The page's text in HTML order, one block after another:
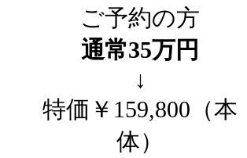
ご予約の方
通常35万円
↓
特価￥159,800（本
体）